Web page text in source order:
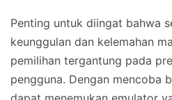
Penting untuk diingat bahwa
keunggulan dan kelemahan
pemilihan tergantung pada
pengguna. Dengan mencoba